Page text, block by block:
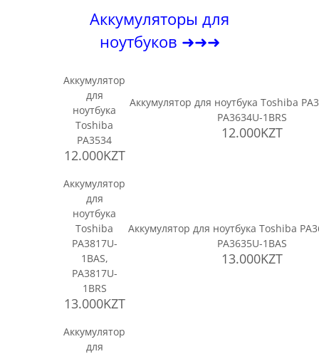
Аккумуляторы для
ноутбуков ➜➜➜
Аккумулятор
для
ноутбука
Toshiba
PA3534
12.000KZT
Аккумулятор для ноутбука Toshiba
PA3634U-1BRS
12.000KZT
Аккумулятор
для
ноутбука
Toshiba
PA3817U-
1BAS,
PA3817U-
1BRS
13.000KZT
Аккумулятор для ноутбука Toshiba
PA3635U-1BAS
13.000KZT
Аккумулятор
для